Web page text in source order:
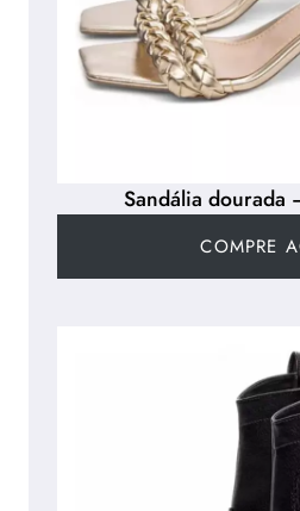
Sandália dourada
COMPRE